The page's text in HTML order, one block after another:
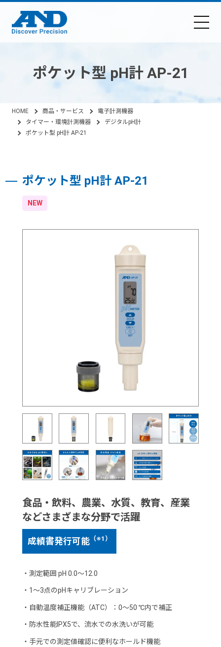
ポケット型 pH計 AP-21
HOME 商品・サービス
電子計測機器
タイマー・環境計測機器
デジタルpH計
ポケット型 pH計 AP-21
ポケット型 pH計 AP-21
NEW
食品・飲料、農業、水質、教育、産業
などさまざまな分野で活躍
成績書発行可能（※1）
・ 測定範囲 pH 0.0～12.0
・ 1～3点のpHキャリブレーション
・ 自動温度補正機能（ATC）：0～50 ℃内で補正
・ 防水性能IPX5で、流水での水洗いが可能
・ 手元での測定値確認に便利なホールド機能